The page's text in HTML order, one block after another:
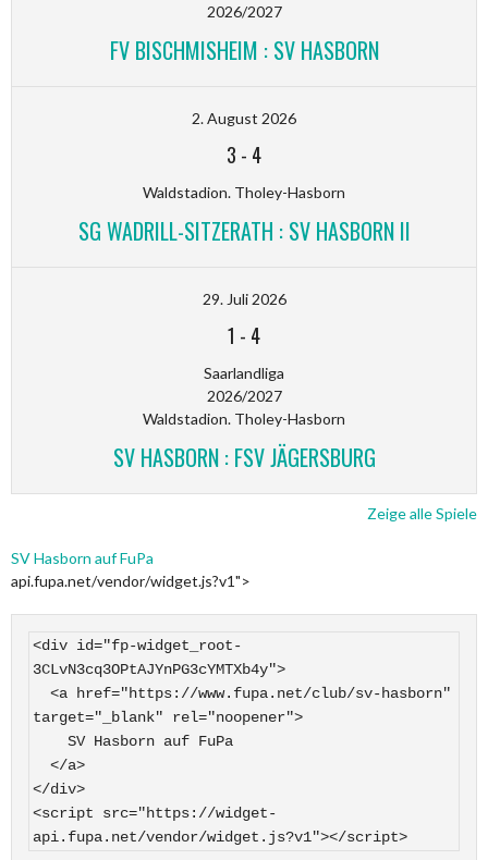
2026/2027
FV BISCHMISHEIM : SV HASBORN
2. August 2026
3 - 4
Waldstadion. Tholey-Hasborn
SG WADRILL-SITZERATH : SV HASBORN II
29. Juli 2026
1 - 4
Saarlandliga
2026/2027
Waldstadion. Tholey-Hasborn
SV HASBORN : FSV JÄGERSBURG
Zeige alle Spiele
SV Hasborn auf FuPa
api.fupa.net/vendor/widget.js?v1">
<div id="fp-widget_root-
3CLvN3cq3OPtAJYnPG3cYMTXb4y">
target="_blank" rel="noopener">
</div>
<script src="https://widget-
api.fupa.net/vendor/widget.js?v1"></script>